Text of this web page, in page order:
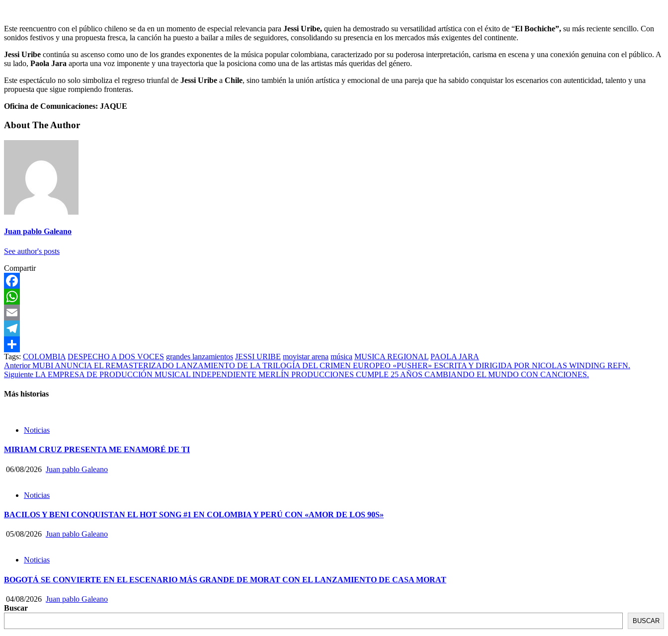
Este reencuentro con el público chileno se da en un momento de especial relevancia para Jessi Uribe, quien ha demostrado su versatilidad artística con el éxito de “El Bochiche”, su más reciente sencillo. Con
sonidos festivos y una propuesta fresca, la canción ha puesto a bailar a miles de seguidores, consolidando su presencia en los mercados más exigentes del continente.
Jessi Uribe continúa su ascenso como uno de los grandes exponentes de la música popular colombiana, caracterizado por su poderosa interpretación, carisma en escena y una conexión genuina con el público. A
su lado, Paola Jara aporta una voz imponente y una trayectoria que la posiciona como una de las artistas más queridas del género.
Este espectáculo no solo simboliza el regreso triunfal de Jessi Uribe a Chile, sino también la unión artística y emocional de una pareja que ha sabido conquistar los escenarios con autenticidad, talento y una
propuesta que sigue rompiendo fronteras.
Oficina de Comunicaciones: JAQUE
About The Author
Juan pablo Galeano
See author's posts
Compartir
Facebook
WhatsApp
Email
Telegram
Compartir
Tags: COLOMBIA DESPECHO A DOS VOCES grandes lanzamientos JESSI URIBE movistar arena música MUSICA REGIONAL PAOLA JARA
AnteriorMUBI ANUNCIA EL REMASTERIZADO LANZAMIENTO DE LA TRILOGÍA DEL CRIMEN EUROPEO «PUSHER» ESCRITA Y DIRIGIDA POR NICOLAS WINDING REFN.
Siguiente LA EMPRESA DE PRODUCCIÓN MUSICAL INDEPENDIENTE MERLÍN PRODUCCIONES CUMPLE 25 AÑOS CAMBIANDO EL MUNDO CON CANCIONES.
Más historias
Noticias
MIRIAM CRUZ PRESENTA ME ENAMORÉ DE TI
06/08/2026 Juan pablo Galeano
Noticias
BACILOS Y BENI CONQUISTAN EL HOT SONG #1 EN COLOMBIA Y PERÚ CON «AMOR DE LOS 90S»
05/08/2026 Juan pablo Galeano
Noticias
BOGOTÁ SE CONVIERTE EN EL ESCENARIO MÁS GRANDE DE MORAT CON EL LANZAMIENTO DE CASA MORAT
04/08/2026 Juan pablo Galeano
Buscar
BUSCAR